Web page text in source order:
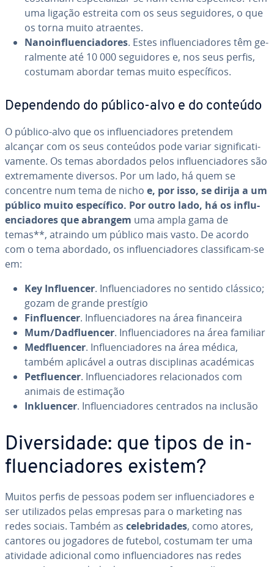
uma ligação estreita com os seus se­gui­do­res, o que
os torna muito atraentes.
Na­noin­flu­en­ci­a­do­res. Estes in­flu­en­ci­a­do­res têm ge­
ral­mente até 10 000 se­gui­do­res e, nos seus perfis,
costumam abordar temas muito es­pe­cí­fi­cos.
De­pen­dendo do público-alvo e do conteúdo
O público-alvo que os in­flu­en­ci­a­do­res pretendem
alcançar com os seus conteúdos pode variar sig­ni­fi­ca­ti­
va­mente. Os temas abordados pelos in­flu­en­ci­a­do­res são
ex­tre­ma­mente diversos. Por um lado, há quem se
concentre num tema de nicho e, por isso, se dirija a um
público muito es­pe­cí­fico. Por outro lado, há os in­flu­
en­ci­a­do­res que abrangem uma ampla gama de
temas**, atraindo um público mais vasto. De acordo
com o tema abordado, os in­flu­en­ci­a­do­res clas­si­fi­cam-se
em:
Key In­flu­en­cer. In­flu­en­ci­a­do­res no sentido clássico;
gozam de grande prestígio
Fin­flu­en­cer. In­flu­en­ci­a­do­res na área fi­nan­ceira
Mum/Dad­flu­en­cer. In­flu­en­ci­a­do­res na área familiar
Med­flu­en­cer. In­flu­en­ci­a­do­res na área médica,
também aplicável a outras dis­ci­pli­nas aca­dé­mi­cas
Pet­flu­en­cer. In­flu­en­ci­a­do­res re­la­ci­o­na­dos com
animais de estimação
In­klu­en­cer. In­flu­en­ci­a­do­res centrados na inclusão
Di­ver­si­dade: que tipos de in­
flu­en­ci­a­do­res existem?
Muitos perfis de pessoas podem ser in­flu­en­ci­a­do­res e
ser uti­li­za­dos pelas empresas para o marketing nas
redes sociais. Também as ce­le­bri­da­des, como atores,
cantores ou jogadores de futebol, costumam ter uma
atividade adicional como in­flu­en­ci­a­do­res nas redes